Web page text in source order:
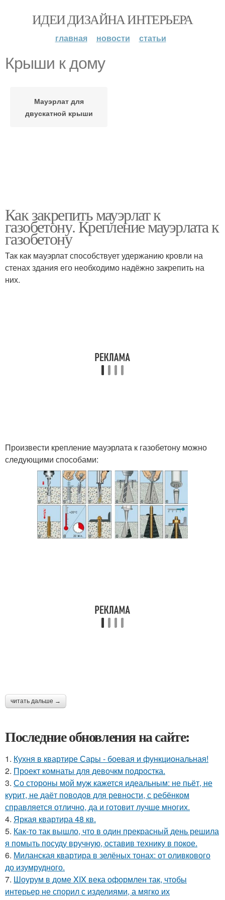
ИДЕИ ДИЗАЙНА ИНТЕРЬЕРА
главная новости статьи
Крыши к дому
Мауэрлат для
двускатной крыши
Как закрепить мауэрлат к
газобетону. Крепление мауэрлата к
газобетону
Так как мауэрлат способствует удержанию кровли на
стенах здания его необходимо надёжно закрепить на
них.
Произвести крепление мауэрлата к газобетону можно
следующими способами:
читать дальше →
Последние обновления на сайте:
1. Кухня в квартире Сары - боевая и функциональная!
2. Проект комнаты для девочкм подростка.
3. Со стороны мой муж кажется идеальным: не пьёт, не
курит, не даёт поводов для ревности, с ребёнком
справляется отлично, да и готовит лучше многих.
4. Яркая квартира 48 кв.
5. Как-то так вышло, что в один прекрасный день решила
я помыть посуду вручную, оставив технику в покое.
6. Миланская квартира в зелёных тонах: от оливкового
до изумрудного.
7. Шоурум в доме XIX века оформлен так, чтобы
интерьер не спорил с изделиями, а мягко их